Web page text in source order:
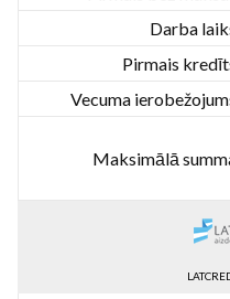
Darba
Pirmais
Vecuma
Maksimālā